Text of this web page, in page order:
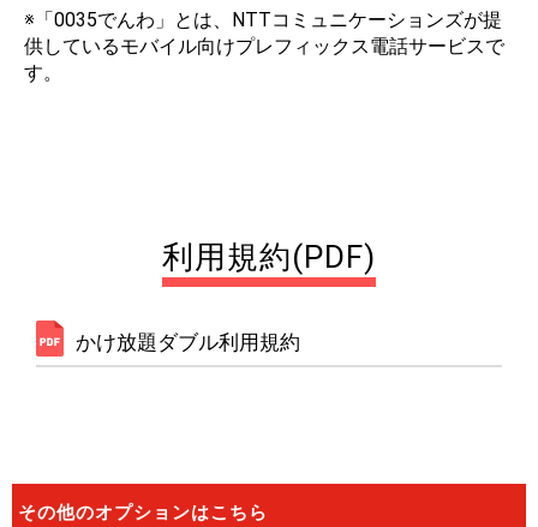
※「0035でんわ」とは、NTTコミュニケーションズが提
供しているモバイル向けプレフィックス電話サービスで
す。
利用規約(PDF)
かけ放題ダブル利用規約
その他のオプションはこちら